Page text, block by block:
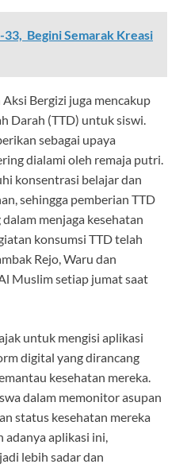
33, Begini Semarak Kreasi
Bergizi juga mencakup
Darah (TTD) untuk siswi.
sebagai upaya
dialami oleh remaja putri.
konsentrasi belajar dan
sehingga pemberian TTD
menjaga kesehatan
konsumsi TTD telah
Rejo, Waru dan
Muslim setiap jumat saat
untuk mengisi aplikasi
digital yang dirancang
kesehatan mereka.
dalam memonitor asupan
status kesehatan mereka
adanya aplikasi ini,
lebih sadar dan